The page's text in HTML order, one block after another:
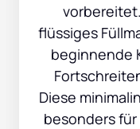
flüssiges
beginnende
Diese
besonders